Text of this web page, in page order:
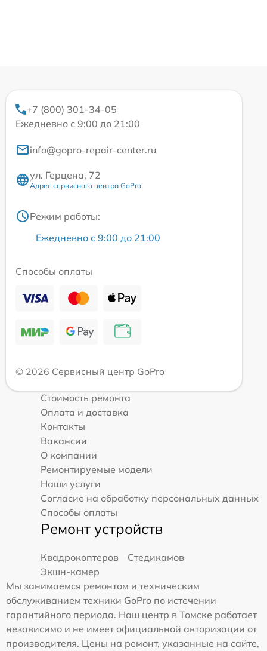
+7 (800) 301-34-05
Ежедневно с 9:00 до 21:00
info@gopro-repair-center.ru
ул. Герцена, 72
Адрес сервисного центра GoPro
Режим работы:
Ежедневно с 9:00 до 21:00
Способы оплаты
© 2026 Сервисный центр GoPro
Стоимость ремонта
Оплата и доставка
Контакты
Вакансии
О компании
Ремонтируемые модели
Наши услуги
Согласие на обработку персональных данных
Способы оплаты
Ремонт устройств
Квадрокоптеров
Стедикамов
Экшн-камер
Мы занимаемся ремонтом и техническим
обслуживанием техники GoPro по истечении
гарантийного периода. Наш центр в Томске работает
независимо и не имеет официальной авторизации от
производителя. Цены на ремонт, указанные на сайте,